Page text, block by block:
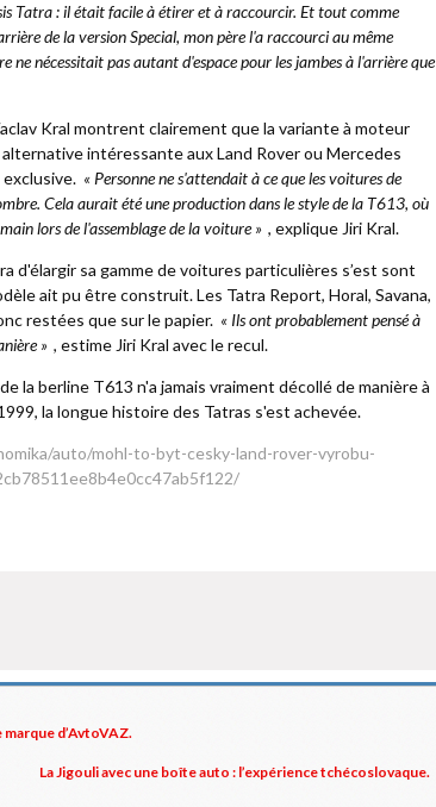
Tatra : il était facile à étirer et à raccourcir. Et tout comme
de la version Special, mon père l'a raccourci au même
nécessitait pas autant d'espace pour les jambes à l'arrière que
Kral montrent clairement que la variante à moteur
intéressante aux Land Rover ou Mercedes
« Personne ne s'attendait à ce que les voitures de
Cela aurait été une production dans le style de la T613, où
lors de l'assemblage de la voiture » , explique Jiri Kral.
d'élargir sa gamme de voitures particulières s’est sont
ait pu être construit. Les Tatra Report, Horal, Savana,
restées que sur le papier. « Ils ont probablement pensé à
» , estime Jiri Kral avec le recul.
la berline T613 n'a jamais vraiment décollé de manière à
la longue histoire des Tatras s'est achevée.
auto/mohl-to-byt-cesky-land-rover-vyrobu-
d’AvtoVAZ.
La Jigouli avec une boîte auto : l’expérience tchécoslovaque.